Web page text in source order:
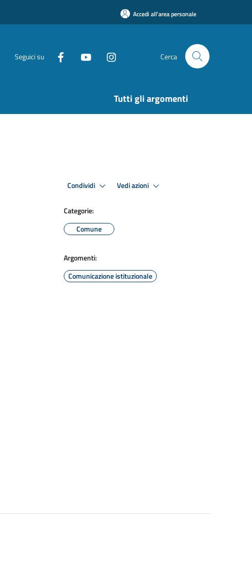
Accedi all'area personale
Seguici su Cerca
Tutti gli argomenti
Condividi Vedi azioni
Categorie:
Comune
Argomenti:
Comunicazione istituzionale